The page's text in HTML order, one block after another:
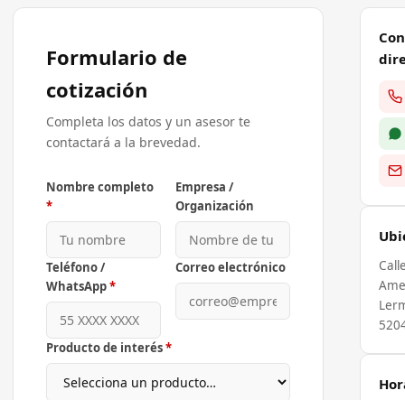
Formulario de
cotización
Completa los datos y un asesor te
contactará a la brevedad.
Nombre completo
*
Empresa /
Organización
Teléfono /
WhatsApp*
Correo electrónico
Producto de interés*